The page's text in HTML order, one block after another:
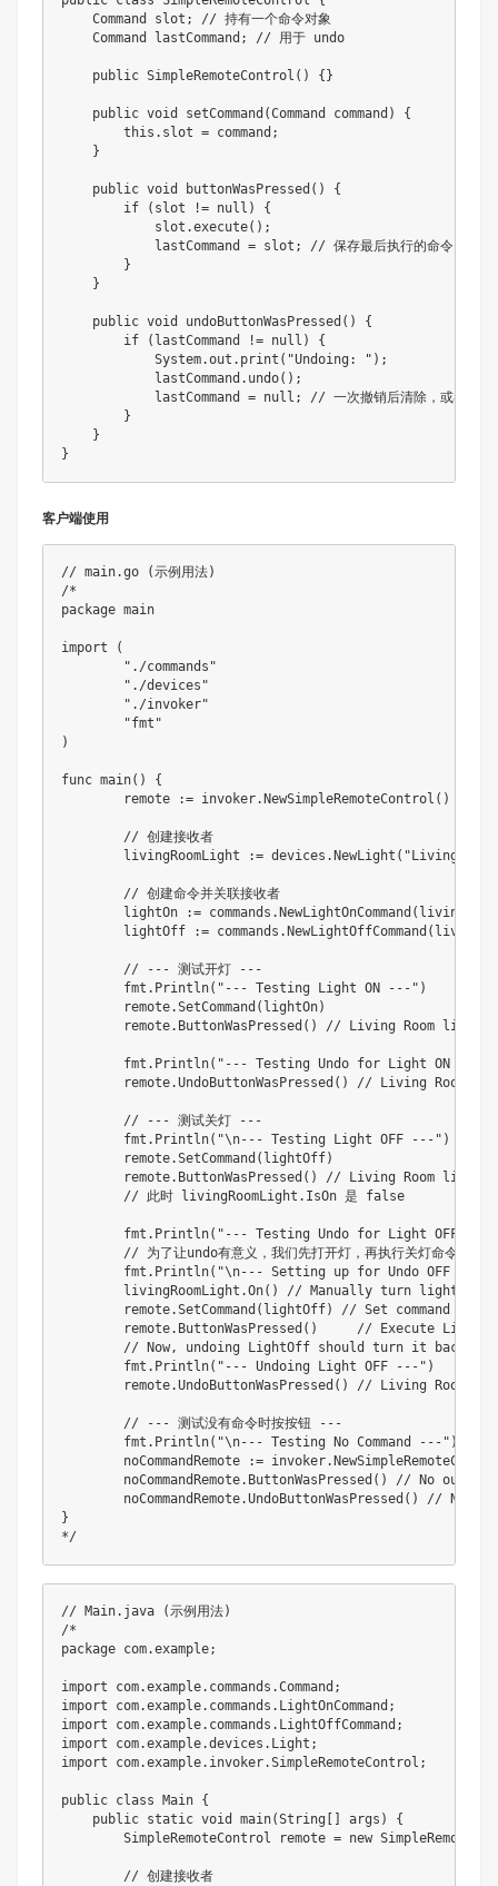
Command
slot ;
// 持有一个命令对象
Command
lastCommand ; // 用于 undo
public SimpleRemoteControl ( ) { }
public void setCommand (Command command )
{
this . slot = command ;
}
public void buttonWasPressed ( )
{
if
( slot != null )
{
            slot
.execute( ) ;
            lastCommand
= slot ;
// 保存最后执行的命令
}
}
public void undoButtonWasPressed ( )
{
if
( lastCommand != null )
{
System.out . print ( "Undoing: " ) ;
            lastCommand
. undo( ) ;
            lastCommand
= null ;
// 一次撤销后清除，或者使用
}
}
}
客户端使用
// main.go (示例用法)
/*
package main
import (
)
func main() {
}
*/
// Main.java (示例用法)
/*
package com.example;
import com.example.commands.Command;
import com.example.commands.LightOnCommand;
import com.example.commands.LightOffCommand;
import com.example.devices.Light;
import com.example.invoker.SimpleRemoteControl;
public class Main {
    public static void main(String[] args) {
SimpleRemoteControl remote = new
        // 创建接收者